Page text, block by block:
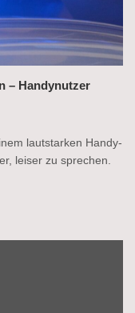
– Handynutzer
lautstarken Handy-
leiser zu sprechen.